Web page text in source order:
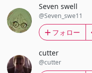
Seven swell
@Seven_swe11
フォロー
cutter
@cutter